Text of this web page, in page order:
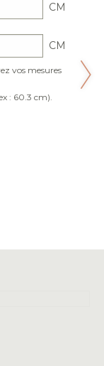
CM
CM
vos mesures
: 60.3 cm).